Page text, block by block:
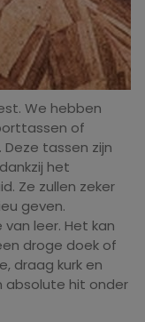
We hebben
of
tassen zijn
het
Ze zullen zeker
geven.
leer. Het kan
droge doek of
draag kurk en
absolute hit onder